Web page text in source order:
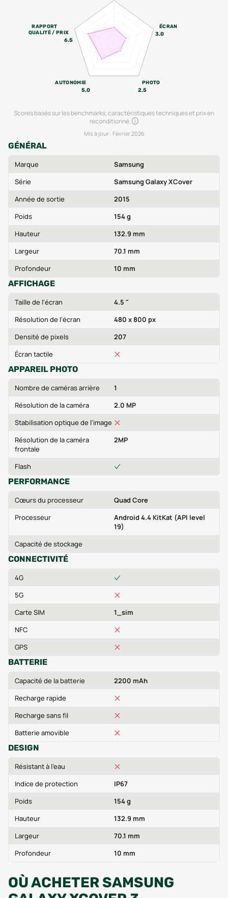
ÉCRAN
3.0
PHOTO
2.5
AUTONOMIE
5.0
RAPPORT
QUALITÉ / PRIX
6.5
Scores basés sur les benchmarks, caractéristiques techniques et prix en
reconditionné.
Mis à jour : Février 2026
GÉNÉRAL
Marque
Samsung
Série
Samsung Galaxy XCover
Année de sortie
2015
Poids
154 g
Hauteur
132.9 mm
Largeur
70.1 mm
Profondeur
10 mm
AFFICHAGE
Taille de l'écran
4.5 "
Résolution de l'écran
480 x 800 px
Densité de pixels
207
Écran tactile
APPAREIL PHOTO
Nombre de caméras arrière
1
Résolution de la caméra
2.0 MP
Stabilisation optique de l'image
Résolution de la caméra
frontale
2MP
Flash
PERFORMANCE
Cœurs du processeur
Quad Core
Processeur
Android 4.4 KitKat (API level
19)
Capacité de stockage
CONNECTIVITÉ
4G
5G
Carte SIM
1_sim
NFC
GPS
BATTERIE
Capacité de la batterie
2200 mAh
Recharge rapide
Recharge sans fil
Batterie amovible
DESIGN
Résistant à l'eau
Indice de protection
IP67
Poids
154 g
Hauteur
132.9 mm
Largeur
70.1 mm
Profondeur
10 mm
OÙ ACHETER SAMSUNG